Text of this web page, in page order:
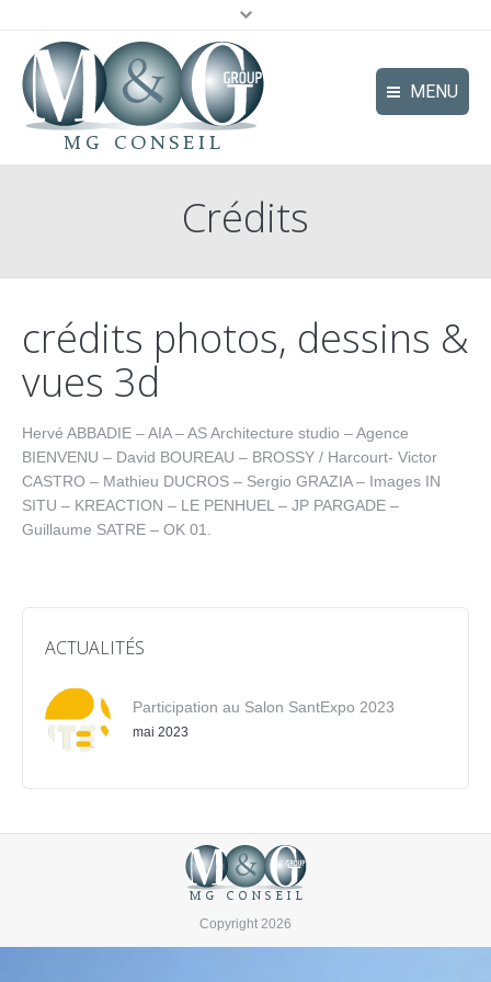
MENU
Le Groupe
Pôles d’expertise
Actualités
Crédits
crédits photos, dessins &
vues 3d
Hervé ABBADIE – AIA – AS Architecture studio – Agence
BIENVENU – David BOUREAU – BROSSY / Harcourt- Victor
CASTRO – Mathieu DUCROS – Sergio GRAZIA – Images IN
SITU – KREACTION – LE PENHUEL – JP PARGADE –
Guillaume SATRE – OK 01.
ACTUALITÉS
Participation au Salon SantExpo 2023
mai 2023
Copyright 2026